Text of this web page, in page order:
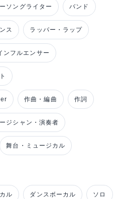
ソングライター バンド
ス ラッパー・ラップ
ンフルエンサー
作曲・編曲 作詞
ジシャン・演奏者
舞台・ミュージカル
ル ダンスボーカル ソロ